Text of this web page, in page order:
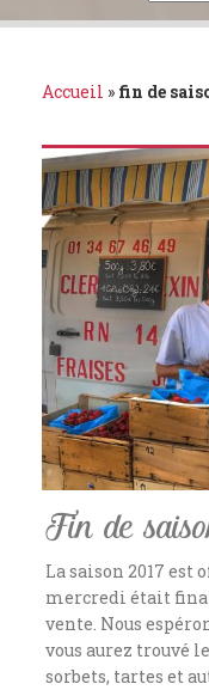
Accueil » fin de
Fin de
La saison 2017
mercredi était
vente. Nous
vous aurez trouvé
sorbets, tartes et